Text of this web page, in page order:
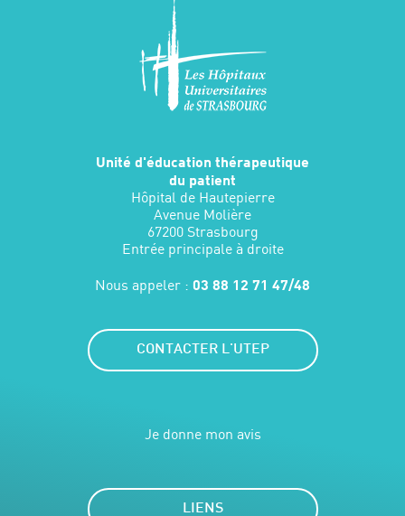
Unité d'éducation thérapeutique
du patient
Hôpital de Hautepierre
Avenue Molière
67200 Strasbourg
Entrée principale à droite
Nous appeler : 03 88 12 71 47/48
CONTACTER L'UTEP
Je donne mon avis
LIENS